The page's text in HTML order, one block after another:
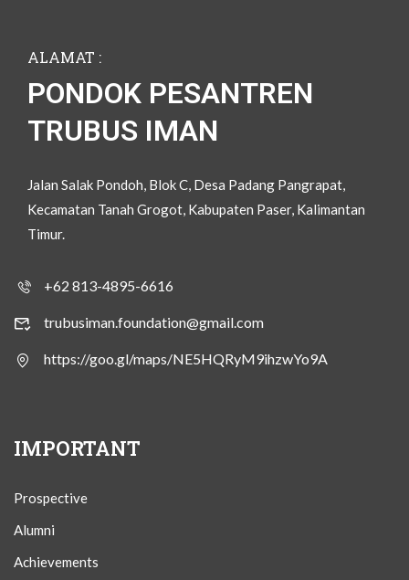
ALAMAT :
PONDOK PESANTREN
TRUBUS IMAN
Jalan Salak Pondoh, Blok C, Desa Padang Pangrapat,
Kecamatan Tanah Grogot, Kabupaten Paser, Kalimantan
Timur.
+62 813-4895-6616
trubusiman.foundation@gmail.com
https://goo.gl/maps/NE5HQRyM9ihzwYo9A
IMPORTANT
Prospective
Alumni
Achievements